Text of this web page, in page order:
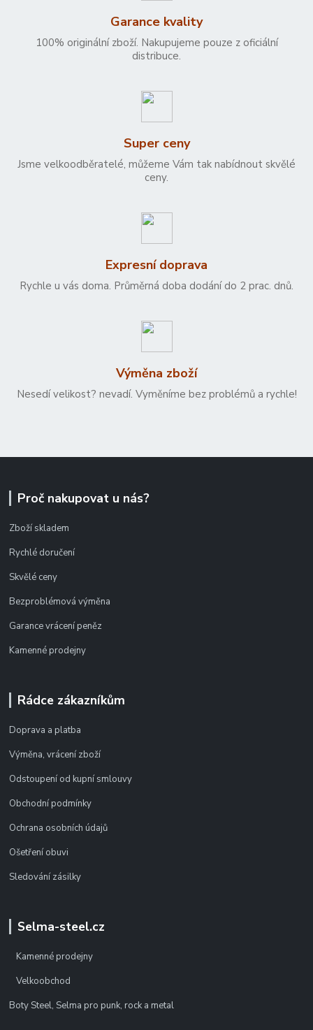
Garance kvality
100% originální zboží. Nakupujeme pouze z oficiální
distribuce.
Super ceny
Jsme velkoodběratelé, můžeme Vám tak nabídnout skvělé
ceny.
Expresní doprava
Rychle u vás doma. Průměrná doba dodání do 2 prac. dnů.
Výměna zboží
Nesedí velikost? nevadí. Vyměníme bez problémů a rychle!
Proč nakupovat u nás?
Zboží skladem
Rychlé doručení
Skvělé ceny
Bezproblémová výměna
Garance vrácení peněz
Kamenné prodejny
Rádce zákazníkům
Doprava a platba
Výměna, vrácení zboží
Odstoupení od kupní smlouvy
Obchodní podmínky
Ochrana osobních údajů
Ošetření obuvi
Sledování zásilky
Selma-steel.cz
Kamenné prodejny
Velkoobchod
Boty Steel, Selma pro punk, rock a metal